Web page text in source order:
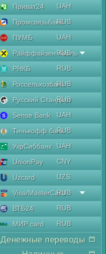
Приват24
UAH
ПромсвязьбанкRUB
ПУМБ
UAH
Райффайзен Аваль
RUB
РНКБ
RUB
РоссельхозбанкRUB
Русский Стандарт
RUB
Sense Bank
UAH
Тинькофф банкRUB
УкрСиббанк
UAH
UnionPay
CNY
Uzcard
UZS
Visa/MasterCard
RUB
ВТБ24
RUB
МИР card
RUB
Денежные переводы